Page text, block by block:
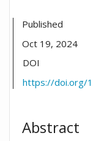
Published
Oct 19, 2024
DOI
https://doi.org/
Abstract